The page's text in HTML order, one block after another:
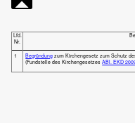
Lfd.
Nr.
1 Begründung zum Kirchengesetz zum Schutz
(Fundstelle des KirchengesetzesABl. EKD